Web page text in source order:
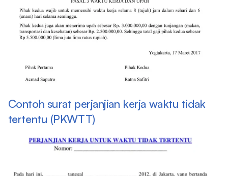
Contoh surat perjanjian kerja waktu tidak
tertentu (PKWTT)